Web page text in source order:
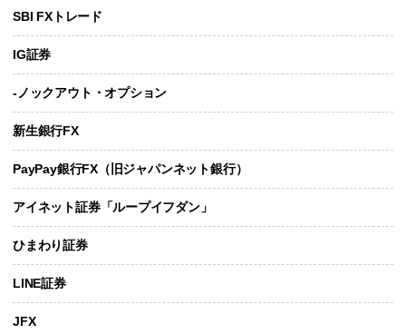
SBI FXトレード
IG証券
-ノックアウト・オプション
新生銀行FX
PayPay銀行FX（旧ジャパンネット銀行）
アイネット証券「ループイフダン」
ひまわり証券
LINE証券
JFX